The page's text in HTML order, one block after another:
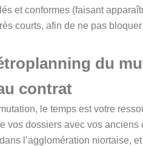
et conformes (faisant
courts, afin de ne pas
du
contrat
le temps est votre
vos dossiers avec vos
l’agglomération niortaise,